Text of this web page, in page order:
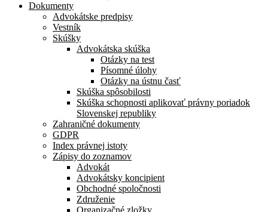
Dokumenty
Advokátske predpisy
Vestník
Skúšky
Advokátska skúška
Otázky na test
Písomné úlohy
Otázky na ústnu časť
Skúška spôsobilosti
Skúška schopnosti aplikovať právny poriadok
Slovenskej republiky
Zahraničné dokumenty
GDPR
Index právnej istoty
Zápisy do zoznamov
Advokát
Advokátsky koncipient
Obchodné spoločnosti
Združenie
Organizačné zložky